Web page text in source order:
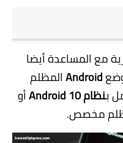
مع المساعدة أيضا
Androidالمظلم
بنظام Android 10
أو
مخصص.